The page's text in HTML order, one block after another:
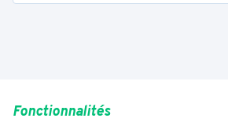
Fonctionnalités